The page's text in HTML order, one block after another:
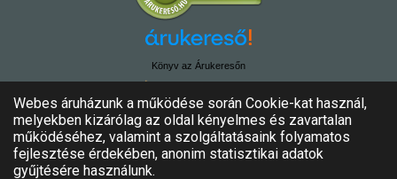
Könyv az Árukeresőn